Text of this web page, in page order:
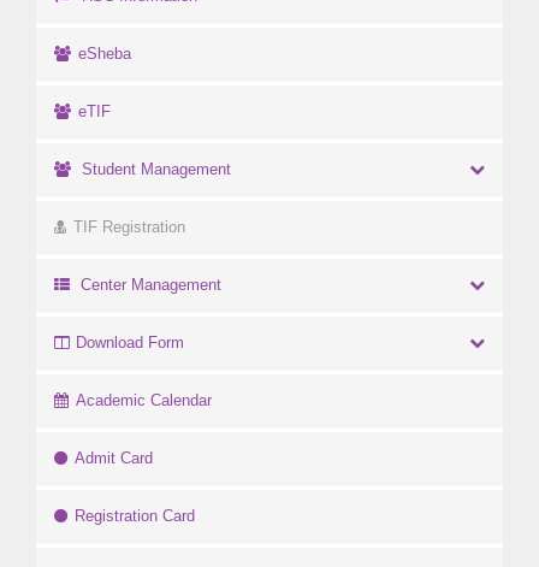
eSheba
eTIF
Student Management
TIF Registration
Center Management
Download Form
Academic Calendar
Admit Card
Registration Card